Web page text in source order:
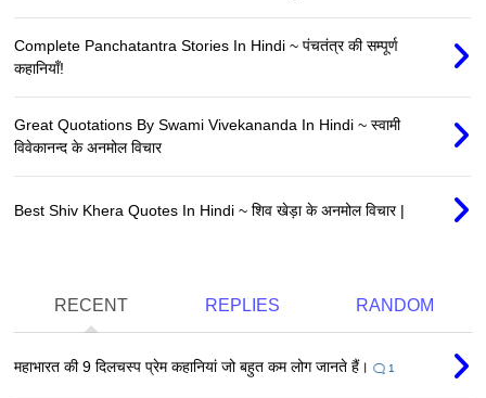
Complete Panchatantra Stories In Hindi ~ पंचतंत्र की सम्पूर्ण
कहानियाँ!
Great Quotations By Swami Vivekananda In Hindi ~ स्वामी
विवेकानन्द के अनमोल विचार
Best Shiv Khera Quotes In Hindi ~ शिव खेड़ा के अनमोल विचार |
RECENT REPLIES RANDOM
महाभारत की 9 दिलचस्प प्रेम कहानियां जो बहुत कम लोग जानते हैं। 1